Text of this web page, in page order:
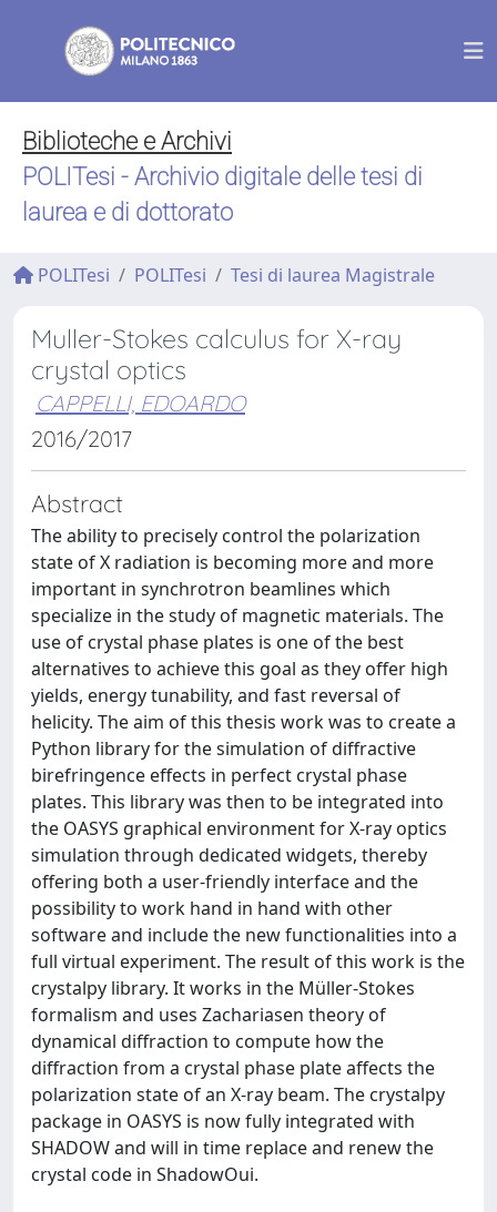
Biblioteche e Archivi
POLITesi - Archivio digitale delle tesi di
laurea e di dottorato
POLITesi POLITesi Tesi di laurea Magistrale
Muller-Stokes calculus for X-ray
crystal optics
CAPPELLI, EDOARDO
2016/2017
Abstract
The ability to precisely control the polarization
state of X radiation is becoming more and more
important in synchrotron beamlines which
specialize in the study of magnetic materials. The
use of crystal phase plates is one of the best
alternatives to achieve this goal as they oﬀer high
yields, energy tunability, and fast reversal of
helicity. The aim of this thesis work was to create a
Python library for the simulation of diﬀractive
birefringence eﬀects in perfect crystal phase
plates. This library was then to be integrated into
the OASYS graphical environment for X-ray optics
simulation through dedicated widgets, thereby
oﬀering both a user-friendly interface and the
possibility to work hand in hand with other
software and include the new functionalities into a
full virtual experiment. The result of this work is the
crystalpy library. It works in the Müller-Stokes
formalism and uses Zachariasen theory of
dynamical diﬀraction to compute how the
diﬀraction from a crystal phase plate aﬀects the
polarization state of an X-ray beam. The crystalpy
package in OASYS is now fully integrated with
SHADOW and will in time replace and renew the
crystal code in ShadowOui.